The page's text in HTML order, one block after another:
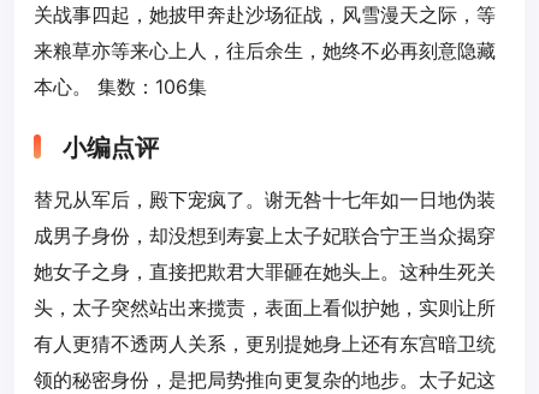
关战事四起，她披甲奔赴沙场征战，风雪漫天之际，等
来粮草亦等来心上人，往后余生，她终不必再刻意隐藏
本心。 集数：106集
小编点评
替兄从军后，殿下宠疯了。谢无咎十七年如一日地伪装
成男子身份，却没想到寿宴上太子妃联合宁王当众揭穿
她女子之身，直接把欺君大罪砸在她头上。这种生死关
头，太子突然站出来揽责，表面上看似护她，实则让所
有人更猜不透两人关系，更别提她身上还有东宫暗卫统
领的秘密身份，是把局势推向更复杂的地步。太子妃这